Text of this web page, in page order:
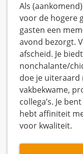
Als
voor de hogere
gasten een
avond bezorgt.
afscheid. Je
nonchalante/
doe je uiteraard
vakbekwame,
collega’s. Je
hebt affiniteit
voor kwaliteit.